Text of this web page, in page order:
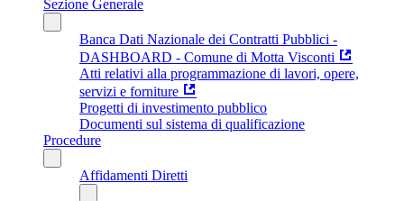
Sezione Generale
Banca Dati Nazionale dei Contratti Pubblici -
DASHBOARD - Comune di Motta Visconti
Atti relativi alla programmazione di lavori, opere,
servizi e forniture
Progetti di investimento pubblico
Documenti sul sistema di qualificazione
Procedure
Affidamenti Diretti